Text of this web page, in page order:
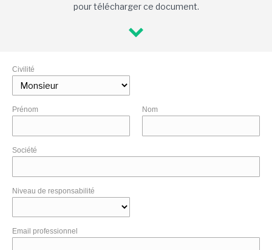
pour télécharger ce document.
Civilité
Prénom Nom
Société
Niveau de responsabilité
Email professionnel